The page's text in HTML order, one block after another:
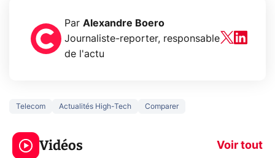
Par Alexandre Boero
Journaliste-reporter, responsable
de l'actu
Telecom Actualités High-Tech Comparer
Vidéos Voir tout
5 générations de
jeux dans la
prochaine Xbox !
navigation